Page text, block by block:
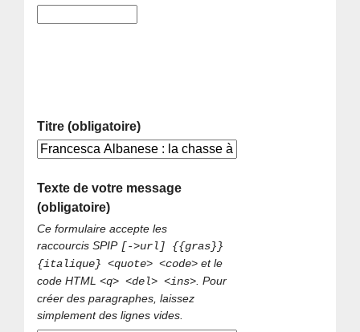
Titre (obligatoire)
Texte de votre message
(obligatoire)
Ce formulaire accepte les
raccourcis SPIP [->url] {{gras}}
{italique} <quote> <code> et le
code HTML<q> <del> <ins>. Pour
créer des paragraphes, laissez
simplement des lignes vides.